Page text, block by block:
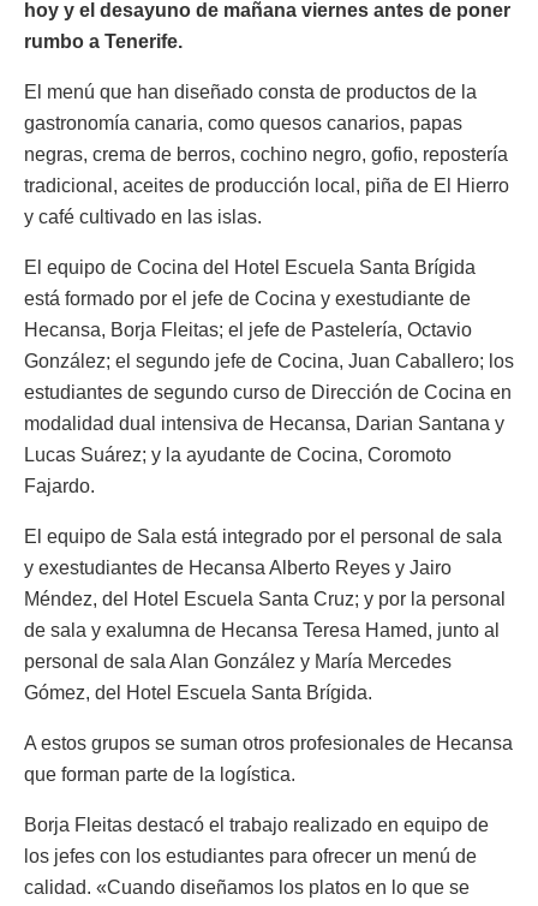
hoy y el desayuno de mañana viernes antes de poner
rumbo a Tenerife.
El menú que han diseñado consta de productos de la
gastronomía canaria, como quesos canarios, papas
negras, crema de berros, cochino negro, gofio, repostería
tradicional, aceites de producción local, piña de El Hierro
y café cultivado en las islas.
El equipo de Cocina del Hotel Escuela Santa Brígida
está formado por el jefe de Cocina y exestudiante de
Hecansa, Borja Fleitas; el jefe de Pastelería, Octavio
González; el segundo jefe de Cocina, Juan Caballero; los
estudiantes de segundo curso de Dirección de Cocina en
modalidad dual intensiva de Hecansa, Darian Santana y
Lucas Suárez; y la ayudante de Cocina, Coromoto
Fajardo.
El equipo de Sala está integrado por el personal de sala
y exestudiantes de Hecansa Alberto Reyes y Jairo
Méndez, del Hotel Escuela Santa Cruz; y por la personal
de sala y exalumna de Hecansa Teresa Hamed, junto al
personal de sala Alan González y María Mercedes
Gómez, del Hotel Escuela Santa Brígida.
A estos grupos se suman otros profesionales de Hecansa
que forman parte de la logística.
Borja Fleitas destacó el trabajo realizado en equipo de
los jefes con los estudiantes para ofrecer un menú de
calidad. «Cuando diseñamos los platos en lo que se